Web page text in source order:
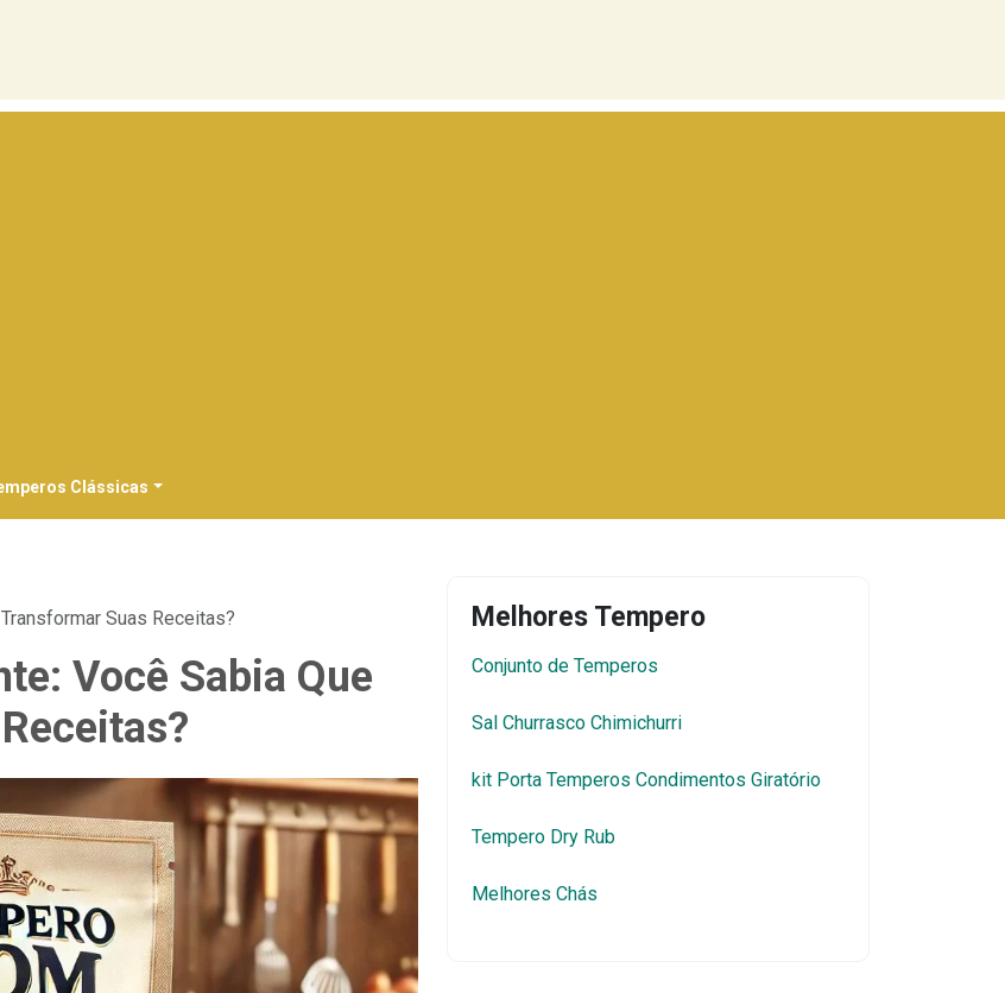
Clássicas
Suas Receitas?
Você Sabia Que
Melhores Tempero
Conjunto de Temperos
Sal Churrasco Chimichurri
kit Porta Temperos Condimentos Giratório
Tempero Dry Rub
Melhores Chás